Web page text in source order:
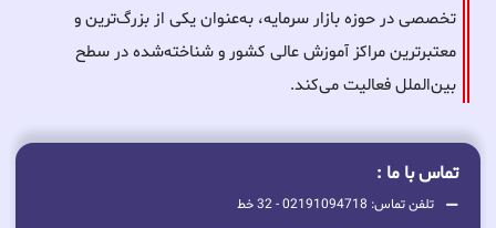
تخصصی در حوزه بازار سرمایه، به‌عنوان یکی از بزرگ‌ترین و
معتبرترین مراکز آموزش عالی کشور و شناخته‌شده در سطح
بین‌الملل فعالیت می‌کند.
تماس با ما :
تلفن تماس: 02191094718 - 32 خط